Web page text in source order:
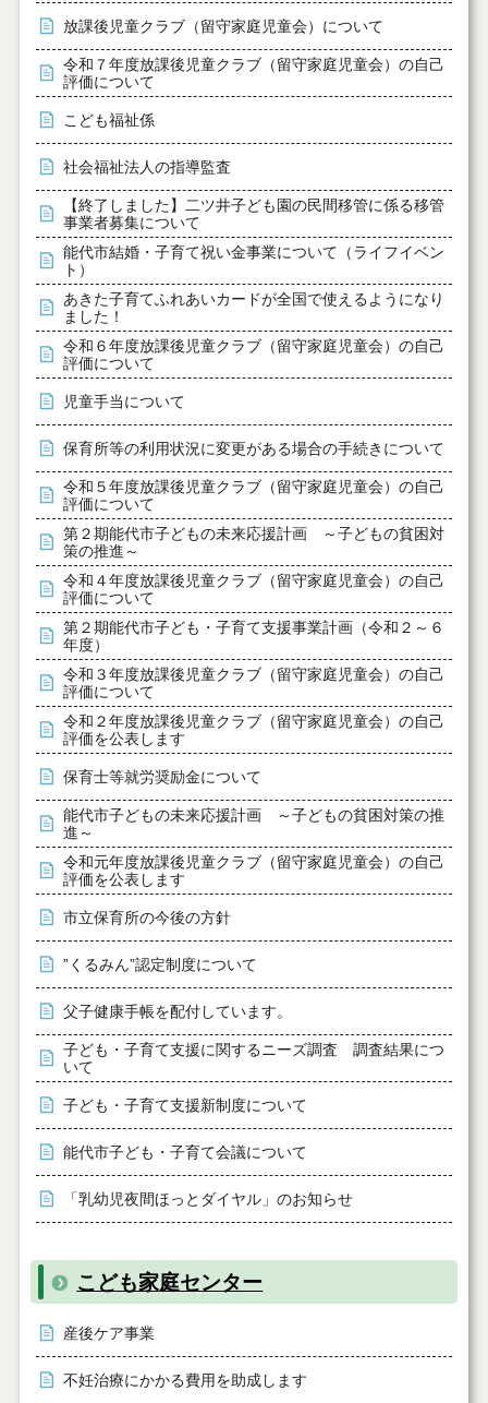
放課後児童クラブ（留守家庭児童会）について
令和７年度放課後児童クラブ（留守家庭児童会）の自己
評価について
こども福祉係
社会福祉法人の指導監査
【終了しました】二ツ井子ども園の民間移管に係る移管
事業者募集について
能代市結婚・子育て祝い金事業について（ライフイベン
ト）
あきた子育てふれあいカードが全国で使えるようになり
ました！
令和６年度放課後児童クラブ（留守家庭児童会）の自己
評価について
児童手当について
保育所等の利用状況に変更がある場合の手続きについて
令和５年度放課後児童クラブ（留守家庭児童会）の自己
評価について
第２期能代市子どもの未来応援計画 ～子どもの貧困対
策の推進～
令和４年度放課後児童クラブ（留守家庭児童会）の自己
評価について
第２期能代市子ども・子育て支援事業計画（令和２～６
年度）
令和３年度放課後児童クラブ（留守家庭児童会）の自己
評価について
令和２年度放課後児童クラブ（留守家庭児童会）の自己
評価を公表します
保育士等就労奨励金について
能代市子どもの未来応援計画 ～子どもの貧困対策の推
進～
令和元年度放課後児童クラブ（留守家庭児童会）の自己
評価を公表します
市立保育所の今後の方針
”くるみん”認定制度について
父子健康手帳を配付しています。
子ども・子育て支援に関するニーズ調査 調査結果につ
いて
子ども・子育て支援新制度について
能代市子ども・子育て会議について
「乳幼児夜間ほっとダイヤル」のお知らせ
こども家庭センター
産後ケア事業
不妊治療にかかる費用を助成します